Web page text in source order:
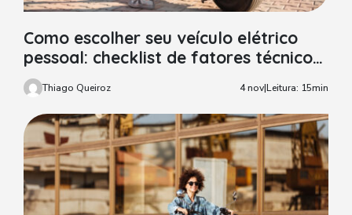
Como escolher seu veículo elétrico
pessoal: checklist de fatores técnicos,
garantia e manutenção
Thiago Queiroz 4 nov|Leitura: 15min